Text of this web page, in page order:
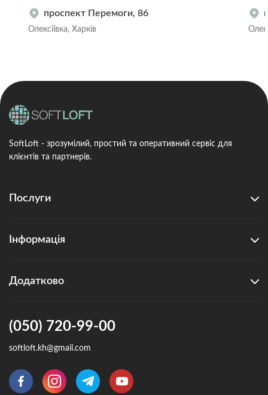
проспект Перемоги, 86
Олексіївка, Харків
SoftLoft - зрозумілий, простий та оперативний сервіс для
клієнтів та партнерів.
Послуги
Інформація
Додатково
(050) 720-99-00
softloft.kh@gmail.com